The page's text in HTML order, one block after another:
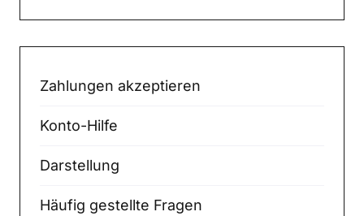
Zahlungen akzeptieren
Konto-Hilfe
Darstellung
Häufig gestellte Fragen